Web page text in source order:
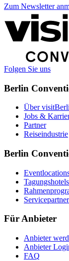
Zum Newsletter
Weitere
Folgen Sie uns
Berlin
Über
Jobs &
Partner
Reiseindustrie
Berlin
Für Anbieter
Anbieter
Anbieter
FAQ